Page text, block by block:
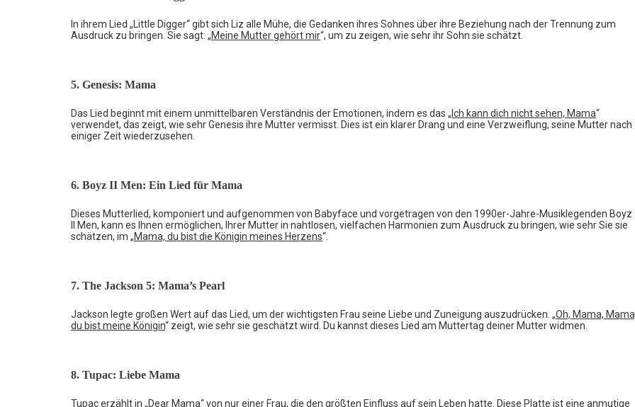
In ihrem Lied „Little Digger“ gibt sich Liz alle Mühe, die Gedanken ihres Sohnes über ihre Beziehung nach der Trennung zum
Ausdruck zu bringen. Sie sagt: „Meine Mutter gehört mir“, um zu zeigen, wie sehr ihr Sohn sie schätzt.
5. Genesis: Mama
Das Lied beginnt mit einem unmittelbaren Verständnis der Emotionen, indem es das „ Ich kann dich nicht sehen, Mama“
verwendet, das zeigt, wie sehr Genesis ihre Mutter vermisst. Dies ist ein klarer Drang und eine Verzweiflung, seine Mutter nach
einiger Zeit wiederzusehen.
6. Boyz II Men: Ein Lied für Mama
Dieses Mutterlied, komponiert und aufgenommen von Babyface und vorgetragen von den 1990er-Jahre-Musiklegenden Boyz
II Men, kann es Ihnen ermöglichen, Ihrer Mutter in nahtlosen, vielfachen Harmonien zum Ausdruck zu bringen, wie sehr Sie sie
schätzen, im „Mama, du bist die Königin meines Herzens“.
7. The Jackson 5: Mama’s Pearl
Jackson legte großen Wert auf das Lied, um der wichtigsten Frau seine Liebe und Zuneigung auszudrücken. „Oh, Mama,
du bist meine Königin“ zeigt, wie sehr sie geschätzt wird. Du kannst dieses Lied am Muttertag deiner Mutter widmen.
8. Tupac: Liebe Mama
Tupac erzählt in „Dear Mama“ von nur einer Frau, die den größten Einfluss auf sein Leben hatte. Diese Platte ist eine anmutige